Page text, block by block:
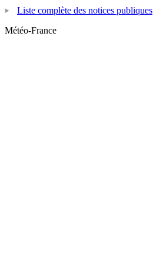
Liste complète des notices publiques
Météo-France